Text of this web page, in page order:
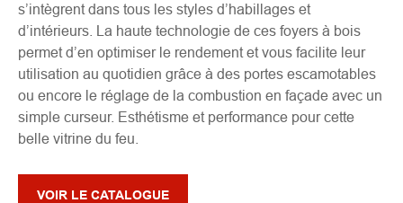
s’intègrent dans tous les styles d’habillages et
d’intérieurs. La haute technologie de ces foyers à bois
permet d’en optimiser le rendement et vous facilite leur
utilisation au quotidien grâce à des portes escamotables
ou encore le réglage de la combustion en façade avec un
simple curseur. Esthétisme et performance pour cette
belle vitrine du feu.
VOIR LE CATALOGUE